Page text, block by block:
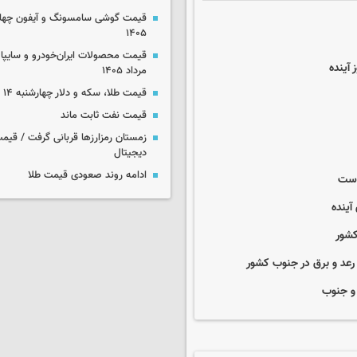
است
و جنوب
۱۴۰۵
مرداد ۱۴۰۵
قیمت طلا، سکه و دلار چهارشنبه ۱۴ مرداد ۱۴۰۵
قیمت نفت ثابت ماند
زمستان رمزارزها قربانی گرفت /
دیجیتال
ادامه روند صعودی قیمت طلا